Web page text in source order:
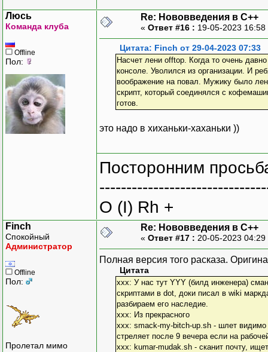
Люсь
Команда клуба
Offline
Пол:
Re: Нововведения в С++
« Ответ #16 : 19-05-2023
Цитата: Finch от 29-04-2023 07:33
Насчет лени offtop. Когда то очень
консоле. Уволился из организации. И
воображение на повал. Мужику было
скрипт, который соединялся с
готов.
это надо в хиханьки-хаханьки ))
Посторонним
O (I) Rh +
Finch
Спокойный
Администратор
Offline
Пол:
Пролетал мимо
Re: Нововведения в С++
« Ответ #17 : 20-05-2023
Полная версия того расказа.
Цитата
xxx: У нас тут YYY (билд инженера)
скриптами в dot, доки писал в wiki
разбираем его наследие.
xxx: Из прекрасного
xxx: smack-my-bitch-up.sh - шлет видимо
стреляет после 9 вечера если на
xxx: kumar-mudak.sh - сканит почту,